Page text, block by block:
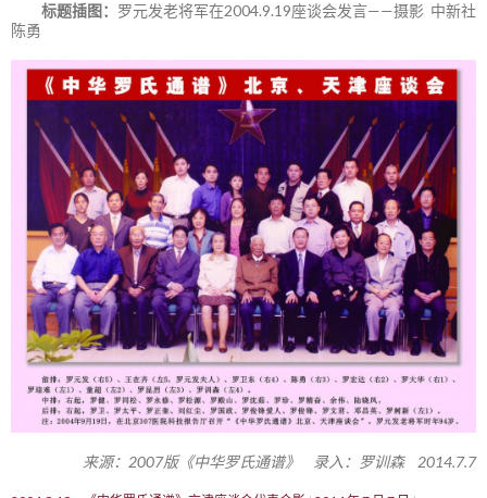
标题插图： 罗元发老将军在2004.9.19座谈会发言——摄影 中新社
陈勇
来源：2007版《中华罗氏通谱》 录入：罗训森 2014.7.7